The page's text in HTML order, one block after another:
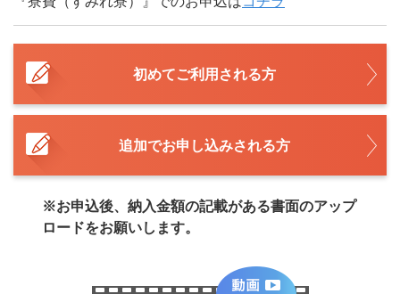
初めてご利用される方
追加でお申し込みされる方
※お申込後、納入金額の記載がある書面のアップ
ロードをお願いします。